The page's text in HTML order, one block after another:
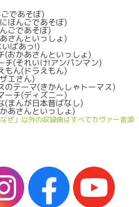
であそぼ)
ほんごであそぼ)
ごであそぼ)
さんといっしょ)
ばあっ!)
(おかあさんといっしょ)
チ(それいけ!アンパンマン)
もん(ドラえもん)
エさん)
のテーマ(きかんしゃトーマス)
ーチ(ディズニー)
(まんが日本昔ばなし)
あさんといっしょ)
ぜ」以外の収録曲はすべてカヴァー音源